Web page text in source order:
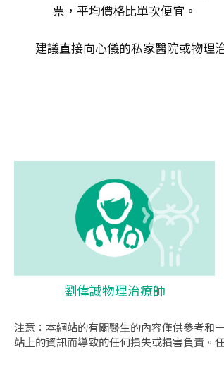
票，平均價格比單次便宜。
建議直接向心儀的私家醫院或物理
劉偉誠物理治療師
注意：本網站的有關醫生的內容僅供參考和
站上的資訊而導致的任何損失或損害負責。